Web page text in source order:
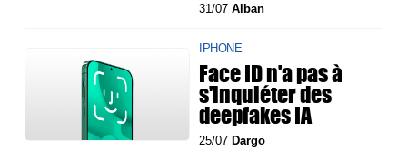
31/07Alban
IPHONE
Face ID n'a pas à
s'inquiéter des
deepfakes IA
25/07 Dargo